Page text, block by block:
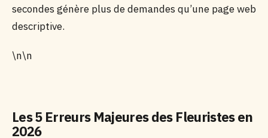
secondes génère plus de demandes qu’une page web
descriptive.
\n\n
Les 5 Erreurs Majeures des Fleuristes en
2026